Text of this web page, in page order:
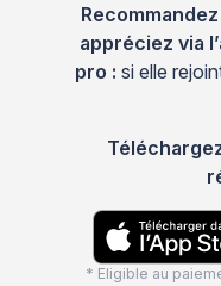
appréciez via
pro : si elle
* Eligible au